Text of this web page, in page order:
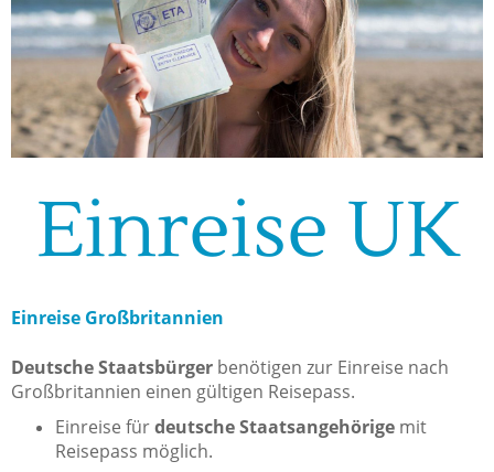
Einreise UK
Einreise Großbritannien
Deutsche Staatsbürger benötigen zur Einreise nach
Großbritannien einen gültigen Reisepass.
Einreise fürdeutsche Staatsangehörige mit
Reisepass möglich.